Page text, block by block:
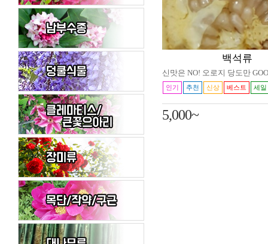
백석류
신맛은 NO! 오로지 당도만
인기 추천 신상 베스트 세일
5,000~